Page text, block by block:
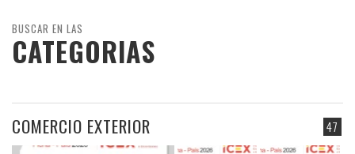
BUSCAR EN LAS
CATEGORIAS
47
COMERCIO EXTERIOR